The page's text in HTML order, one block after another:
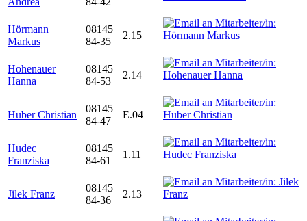
Hörmann
Markus
08145
84-35
2.15
Hohenauer
Hanna
08145
84-53
2.14
Huber Christian
08145
84-47
E.04
Hudec
Franziska
08145
84-61
1.11
Jilek Franz
08145
84-36
2.13